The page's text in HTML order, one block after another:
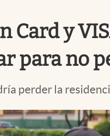
Card y
para no
perder la